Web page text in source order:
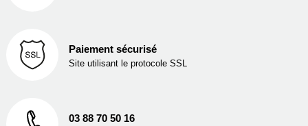
Paiement sécurisé
Site utilisant le protocole SSL
03 88 70 50 16